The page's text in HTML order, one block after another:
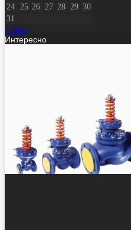
24
25 26 27 28 29 30
31
« Июл
Интересно